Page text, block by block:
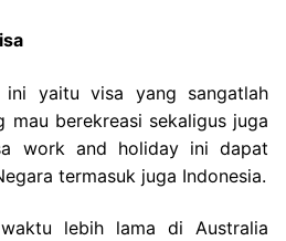
yaitu visa yang sangatlah
mau berekreasi sekaligus juga
work and holiday ini dapat
termasuk juga Indonesia.
lebih lama di Australia